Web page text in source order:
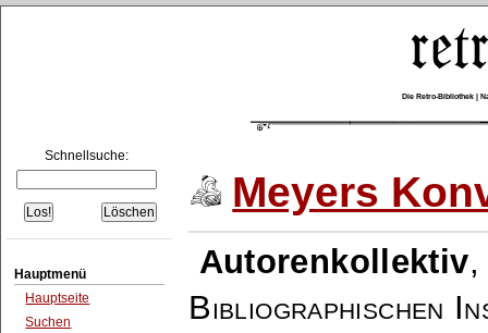
Die Retro-Bibliothek |
Schnellsuche:
Hauptmenü
Hauptseite
Suchen
Meyers
Autorenkollektiv
Bibliographischen